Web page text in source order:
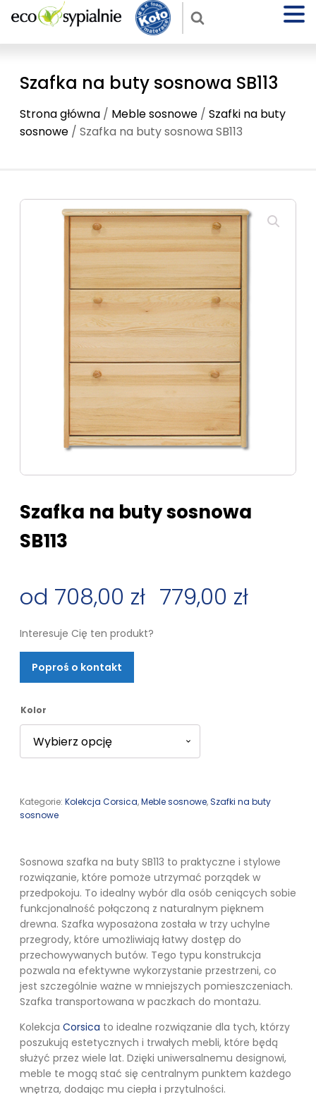
Szafka na buty sosnowa SB113
Strona główna / Meble sosnowe / Szafki na buty
sosnowe / Szafka na buty sosnowa SB113
Szafka na buty sosnowa
SB113
708,00 zł 779,00 zł
Zakres
cen:
od
708,00 zł
do
Interesuje Cię ten produkt?
Poproś o kontakt
Kolor
Kategorie: Kolekcja Corsica,Meble sosnowe,Szafki na buty
sosnowe
Sosnowa szafka na buty SB113 to praktyczne i stylowe
rozwiązanie, które pomoże utrzymać porządek w
przedpokoju. To idealny wybór dla osób ceniących sobie
funkcjonalność połączoną z naturalnym pięknem
drewna. Szafka wyposażona została w trzy uchylne
przegrody, które umożliwiają łatwy dostęp do
przechowywanych butów. Tego typu konstrukcja
pozwala na efektywne wykorzystanie przestrzeni, co
jest szczególnie ważne w mniejszych pomieszczeniach.
Szafka transportowana w paczkach do montażu.
Kolekcja Corsica to idealne rozwiązanie dla tych, którzy
poszukują estetycznych i trwałych mebli, które będą
służyć przez wiele lat. Dzięki uniwersalnemu designowi,
meble te mogą stać się centralnym punktem każdego
wnętrza, dodając mu ciepła i przytulności.